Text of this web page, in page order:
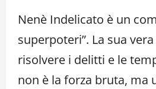
Nenè Indelicato è un
superpoteri”. La sua
risolvere i delitti e le
non è la forza bruta, ma